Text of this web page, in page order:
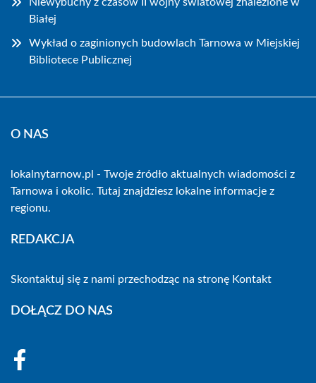
Białej
Wykład o zaginionych budowlach Tarnowa w Miejskiej
Bibliotece Publicznej
O NAS
lokalnytarnow.pl - Twoje źródło aktualnych wiadomości z
Tarnowa i okolic. Tutaj znajdziesz lokalne informacje z
regionu.
REDAKCJA
Skontaktuj się z nami przechodząc na stronę Kontakt
DOŁĄCZ DO NAS